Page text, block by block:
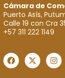
Cámara de
Puerto Asís,
Calle 19 con Cra
+57 311 222 1149